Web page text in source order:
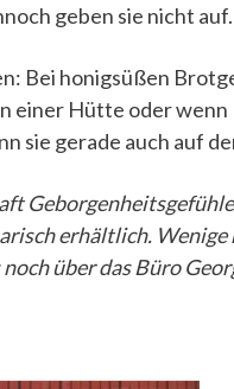
geben sie nicht
Bei honigsüßen
einer Hütte oder
sie gerade auch auf
erhältlich. Wenige
über das Büro